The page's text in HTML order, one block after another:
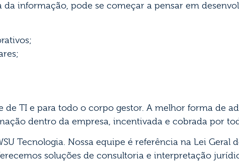
informação, pode se começar a pensar em
de TI e para todo o corpo gestor. A melhor forma de
dentro da empresa, incentivada e cobrada por
Tecnologia. Nossa equipe é referência na Lei Geral
soluções de consultoria e interpretação